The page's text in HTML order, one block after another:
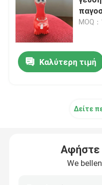
Γυαλί σιλικόνης Bong
Καρφιά Banger
Ναργιλές σωλήνων
Glass
MOQ
Καλύτερη τιμή
Δείτε
Αφήστε
We